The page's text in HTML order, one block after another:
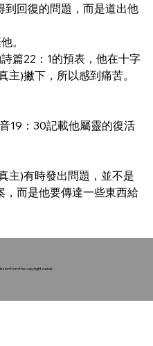
到回復的問題，而是道出他
。
篇22：1的預表，他在十字
主)撇下，所以感到痛苦。
19：30記載他屬靈的復活
主)有時發出問題，並不是
，而是他要傳達一些東西給
from the copyright owner